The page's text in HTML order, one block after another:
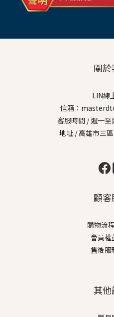
關
LIN線
信箱：
客服時間 / 週一
地址 / 高雄市三
顧
購物流
會員權
售後服
其